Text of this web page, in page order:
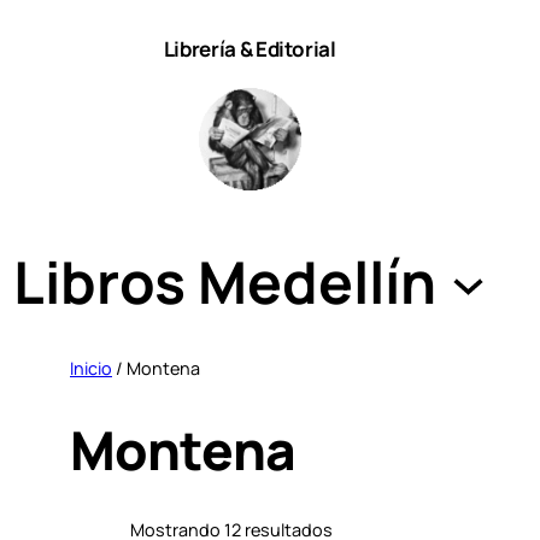
Librería & Editorial
Libros Medellín
Inicio / Montena
Montena
Mostrando 12 resultados